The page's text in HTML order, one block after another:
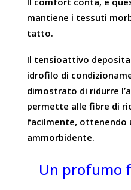
mantiene i tessuti
tatto.
Il tensioattivo
idrofilo di
dimostrato di ridurre
permette alle fibre di
facilmente, ottenendo
ammorbidente.
Un profumo